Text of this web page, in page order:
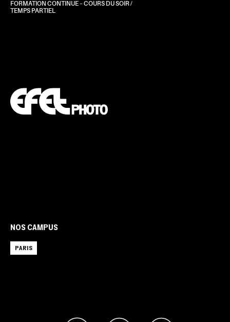
FORMATION CONTINUE – COURS DU SOIR /
TEMPS PARTIEL
NOS CAMPUS
PARIS